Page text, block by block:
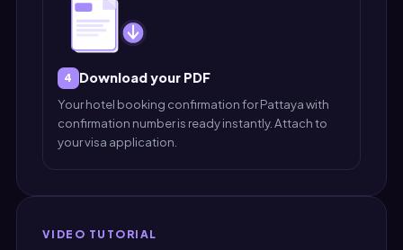
4 Download your PDF
Your hotel booking confirmation for Pattaya with
confirmation number is ready instantly. Attach to
your visa application.
VIDEO TUTORIAL